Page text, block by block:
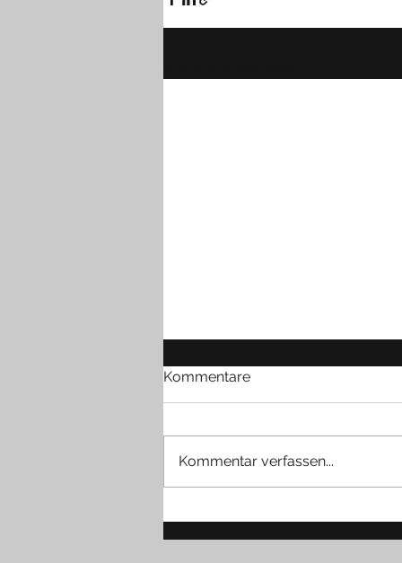
Die 10 spannendsten 5th
Kommentare
Kommentar verfassen...